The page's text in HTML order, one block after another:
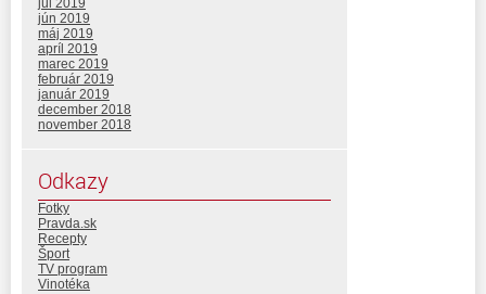
júl 2019
jún 2019
máj 2019
apríl 2019
marec 2019
február 2019
január 2019
december 2018
november 2018
Odkazy
Fotky
Pravda.sk
Recepty
Šport
TV program
Vinotéka